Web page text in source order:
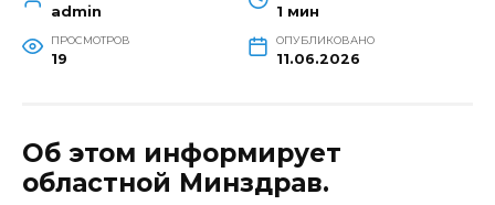
admin 1 мин
ПРОСМОТРОВ
19
ОПУБЛИКОВАНО
11.06.2026
Об этом информирует
областной Минздрав.